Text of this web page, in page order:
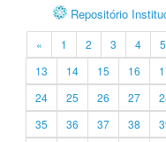
Repositório
« 1 2 3 4 5
13
14 15 16
24
25 26 27
35
36 37 38